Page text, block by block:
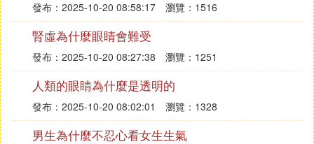
發布：2025-10-20 08:58:17 瀏覽：1516
腎虛為什麼眼睛會難受
發布：2025-10-20 08:27:38 瀏覽：1251
人類的眼睛為什麼是透明的
發布：2025-10-20 08:02:01 瀏覽：1328
男生為什麼不忍心看女生生氣